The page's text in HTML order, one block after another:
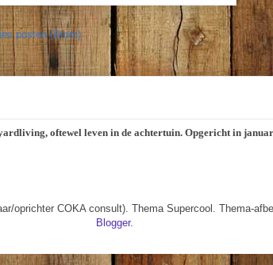
posten (Atom)
oftewel leven in de achtertuin. Opgericht in
oprichter COKA consult). Thema Supercool. Thema-
Blogger.